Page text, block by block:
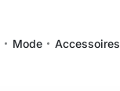
Mode Accessoires